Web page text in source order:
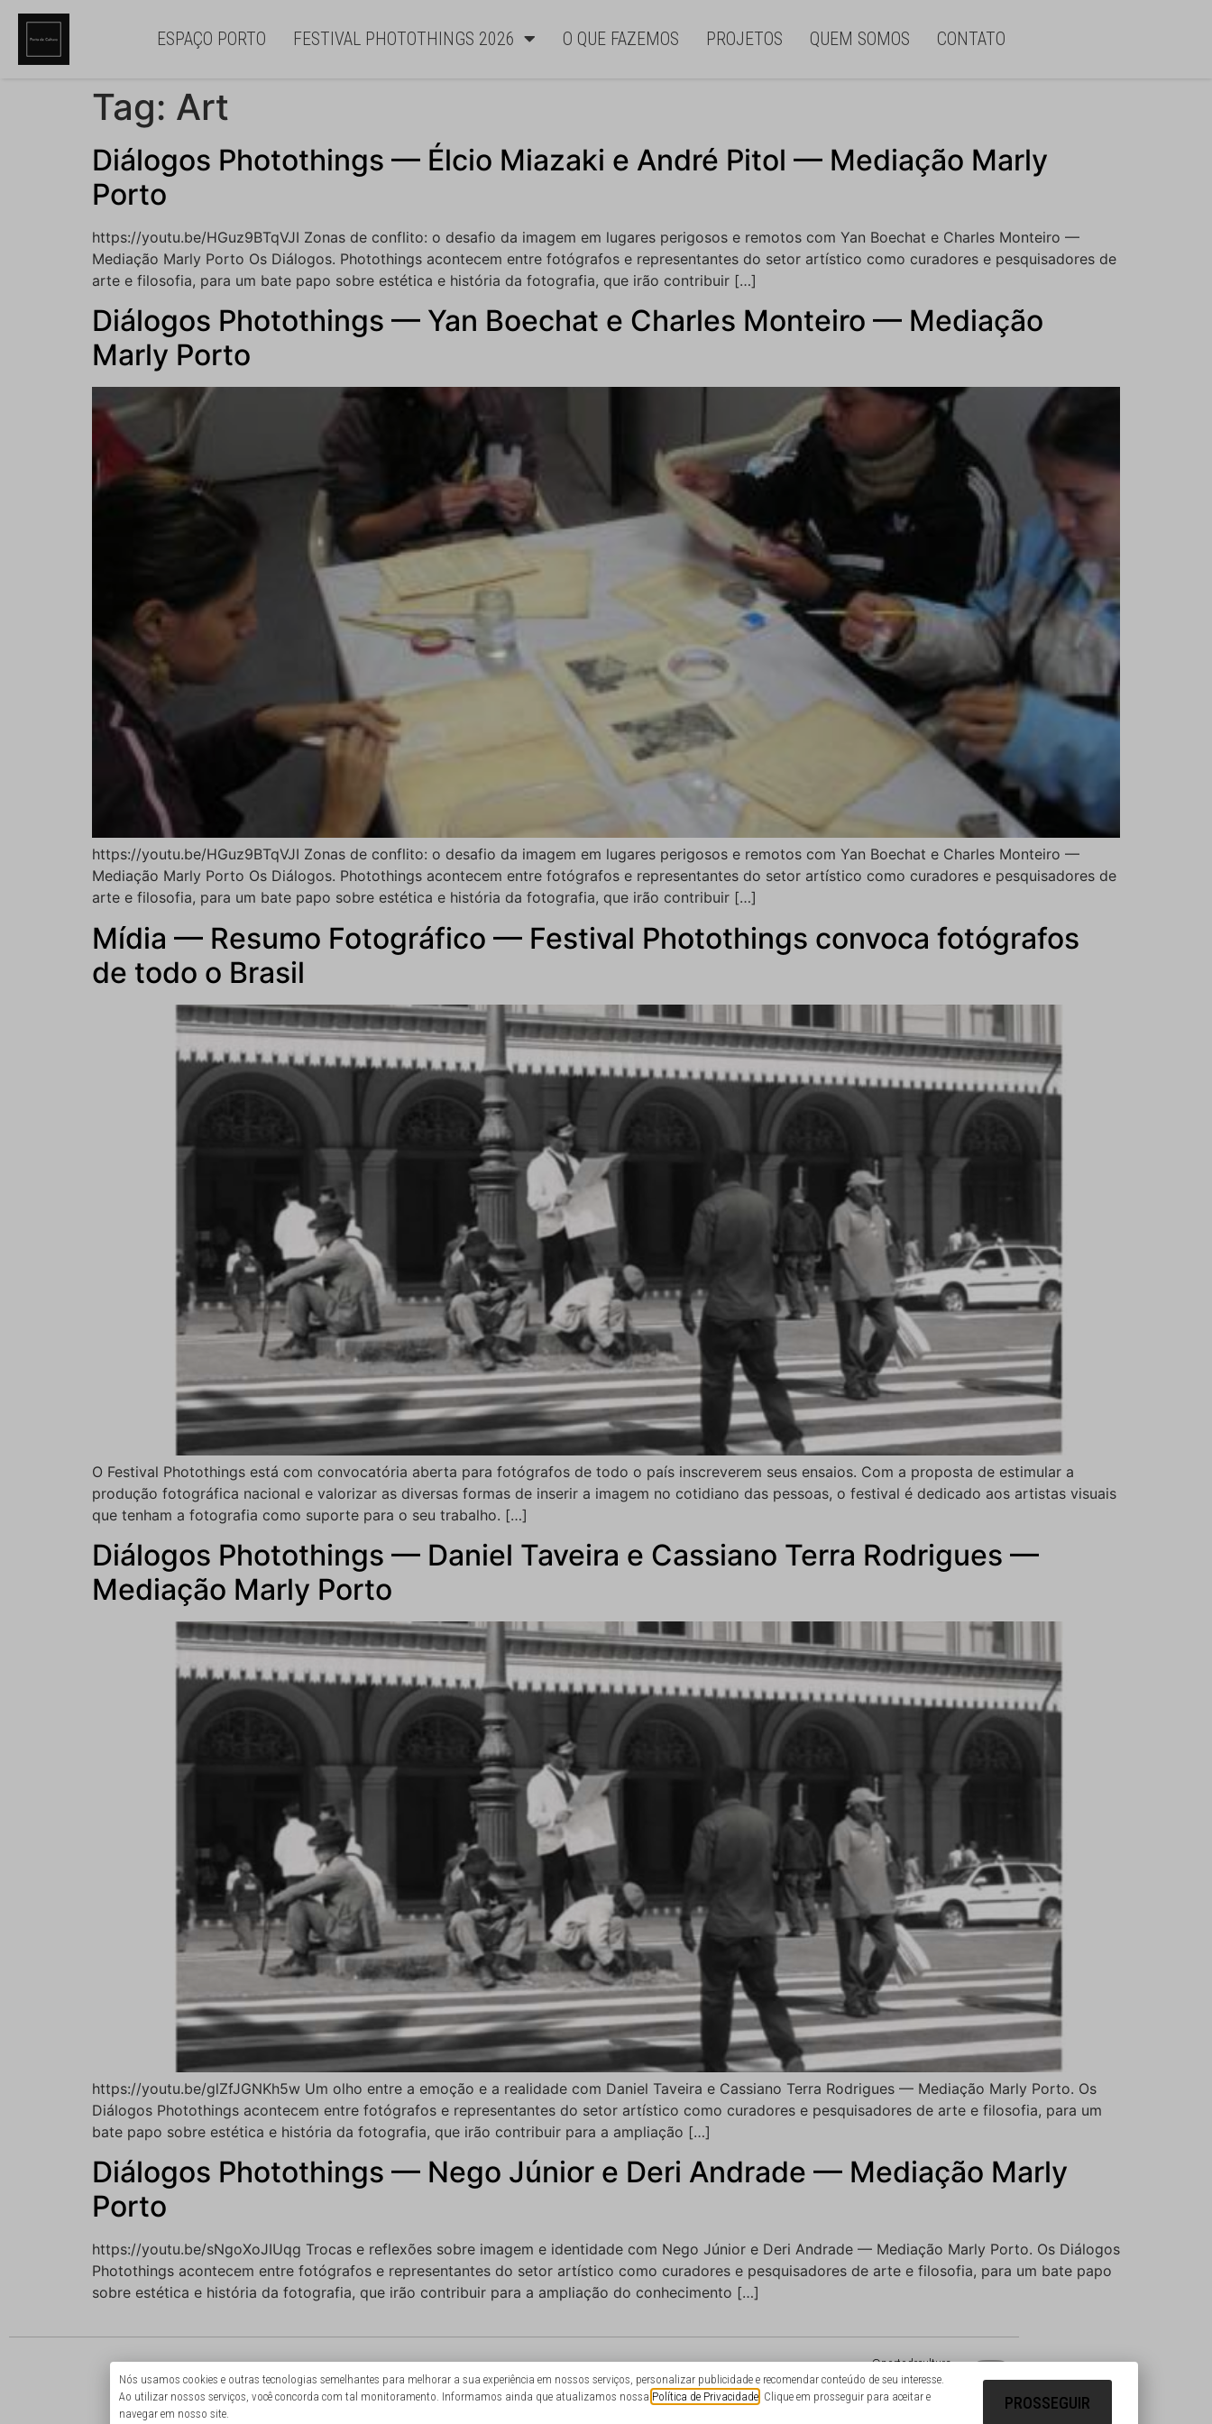
ESPAÇO PORTO FESTIVAL PHOTOTHINGS 2026 O QUE FAZEMOS PROJETOS QUEM SOMOS CONTATO
Tag: Art
Diálogos Photothings — Élcio Miazaki e André Pitol — Mediação Marly
Porto
https://youtu.be/HGuz9BTqVJI Zonas de conflito: o desafio da imagem em lugares perigosos e remotos com Yan Boechat e Charles Monteiro —
Mediação Marly Porto Os Diálogos. Photothings acontecem entre fotógrafos e representantes do setor artístico como curadores e pesquisadores de
arte e filosofia, para um bate papo sobre estética e história da fotografia, que irão contribuir […]
Diálogos Photothings — Yan Boechat e Charles Monteiro — Mediação
Marly Porto
https://youtu.be/HGuz9BTqVJI Zonas de conflito: o desafio da imagem em lugares perigosos e remotos com Yan Boechat e Charles Monteiro —
Mediação Marly Porto Os Diálogos. Photothings acontecem entre fotógrafos e representantes do setor artístico como curadores e pesquisadores de
arte e filosofia, para um bate papo sobre estética e história da fotografia, que irão contribuir […]
Mídia — Resumo Fotográfico — Festival Photothings convoca fotógrafos
de todo o Brasil
O Festival Photothings está com convocatória aberta para fotógrafos de todo o país inscreverem seus ensaios. Com a proposta de estimular a
produção fotográfica nacional e valorizar as diversas formas de inserir a imagem no cotidiano das pessoas, o festival é dedicado aos artistas visuais
que tenham a fotografia como suporte para o seu trabalho. […]
Diálogos Photothings — Daniel Taveira e Cassiano Terra Rodrigues —
Mediação Marly Porto
https://youtu.be/glZfJGNKh5w Um olho entre a emoção e a realidade com Daniel Taveira e Cassiano Terra Rodrigues — Mediação Marly Porto. Os
Diálogos Photothings acontecem entre fotógrafos e representantes do setor artístico como curadores e pesquisadores de arte e filosofia, para um
bate papo sobre estética e história da fotografia, que irão contribuir para a ampliação […]
Diálogos Photothings — Nego Júnior e Deri Andrade — Mediação Marly
Porto
https://youtu.be/sNgoXoJIUqg Trocas e reflexões sobre imagem e identidade com Nego Júnior e Deri Andrade — Mediação Marly Porto. Os Diálogos
Photothings acontecem entre fotógrafos e representantes do setor artístico como curadores e pesquisadores de arte e filosofia, para um bate papo
sobre estética e história da fotografia, que irão contribuir para a ampliação do conhecimento […]
@portodecultura
@photo.things
Nós usamos cookies e outras tecnologias semelhantes para melhorar a sua experiência em nossos serviços, personalizar publicidade e recomendar conteúdo de seu interesse.
Ao utilizar nossos serviços, você concorda com tal monitoramento. Informamos ainda que atualizamos nossa Política de Privacidade . Clique em prosseguir para aceitar e
navegar em nosso site.
PROSSEGUIR